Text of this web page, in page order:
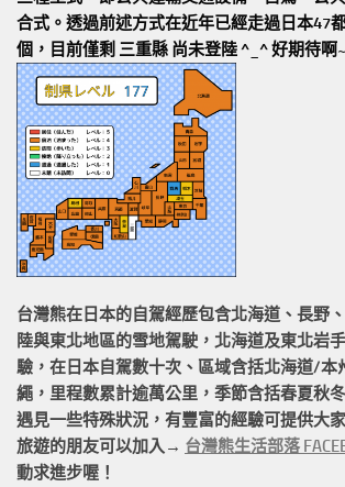
合式。透過前述方式在近年已經走過日本47
個，目前僅剩 三重縣 尚未登陸 ^_^ 好期待啊
台灣熊在日本的自駕經歷包含北海道、長野
陸與東北地區的雪地駕駛 ，北海道及東北岩手
驗，在日本自駕數十次、區域含括北海道/本
繩， 里程數累計逾萬公里 ，季節含括春夏秋
遇見一些特殊狀況，有豐富的經驗可提供大
旅遊的朋友可以加入→ 台灣熊生活部落
動求進步喔！